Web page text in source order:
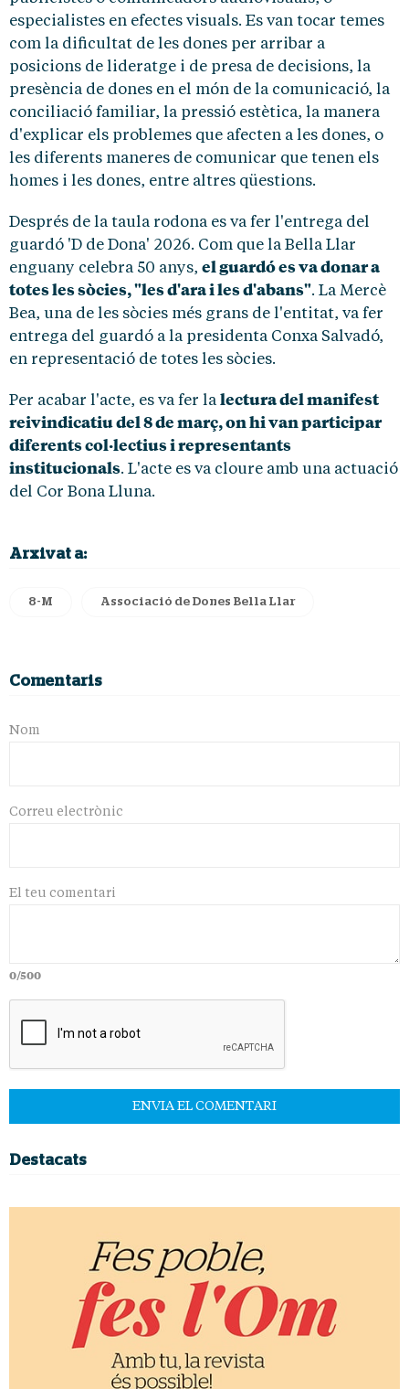
especialistes en efectes visuals. Es van tocar temes
com la dificultat de les dones per arribar a
posicions de lideratge i de presa de decisions, la
presència de dones en el món de la comunicació, la
conciliació familiar, la pressió estètica, la manera
d'explicar els problemes que afecten a les dones, o
les diferents maneres de comunicar que tenen els
homes i les dones, entre altres qüestions.
Després de la taula rodona es va fer l'entrega del
guardó 'D de Dona' 2026. Com que la Bella Llar
enguany celebra 50 anys, el guardó es va donar a
totes les sòcies, "les d'ara i les d'abans". La Mercè
Bea, una de les sòcies més grans de l'entitat, va fer
entrega del guardó a la presidenta Conxa Salvadó,
en representació de totes les sòcies.
Per acabar l'acte, es va fer la lectura del manifest
reivindicatiu del 8 de març, on hi van participar
diferents col·lectius i representants
institucionals. L'acte es va cloure amb una actuació
del Cor Bona Lluna.
Arxivat a:
8-M Associació de Dones Bella Llar
Comentaris
Nom
Correu electrònic
El teu comentari
0/500
Destacats